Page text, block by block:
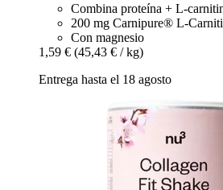
Combina proteína + L-
200 mg Carnipure® L-
Con magnesio
1,59 € (45,43 € / kg)
Entrega hasta el 18 agosto